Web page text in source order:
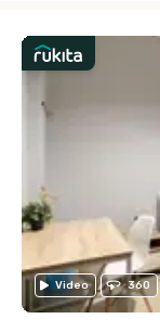
Video 360